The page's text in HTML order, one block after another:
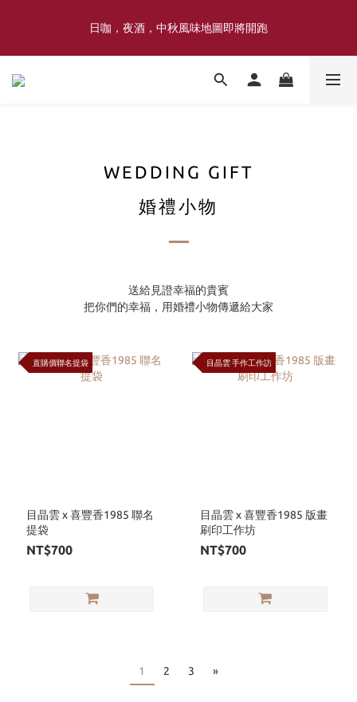
限定
日咖，夜酒，中秋風味地圖即將開跑
喜豐香1985 × 薑薑小姐花藝工作室｜登記日系列 手捧花｜5月–7月
WEDDING GIFT
婚禮小物
送給見證幸福的貴賓
把你們的幸福，用婚禮小物傳遞給大家
直購價聯名提袋
目晶雲 x 喜豐香1985 聯名
提袋
NT$700
目晶雲 手作工作訪
目晶雲 x 喜豐香1985 版畫
刷印工作坊
NT$700
1 2 3 »